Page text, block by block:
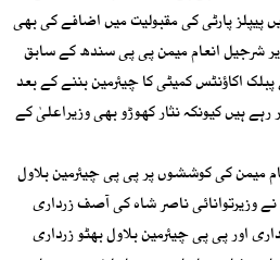
پیپلز پارٹی کی مقبولیت میں اضافے کی بھی
شرجیل انعام میمن پی پی سندھ کے سابق
اکاؤنٹس کمیٹی کا چیئرمین بننے کے بعد
ہیں کیونکہ نثار کھوڑو بھی وزیراعلیٰ کے
میمن کی کوششوں پر پی پی چیئرمین بلاول
نے وزیرتوانائی ناصر شاہ کی آصف زرداری
اور پی پی چیئرمین بلاول بھٹو زرداری